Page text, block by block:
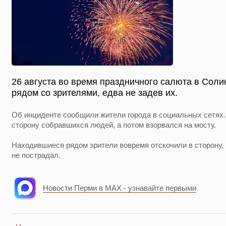
26 августа во время праздничного салюта в
рядом со зрителями, едва не задев их.
Об инциденте сообщили жители города в социальных
сторону собравшихся людей, а потом взорвался на мосту.
Находившиеся рядом зрители вовремя отскочили в
не пострадал.
Новости Перми в MAX - узнавайте первыми